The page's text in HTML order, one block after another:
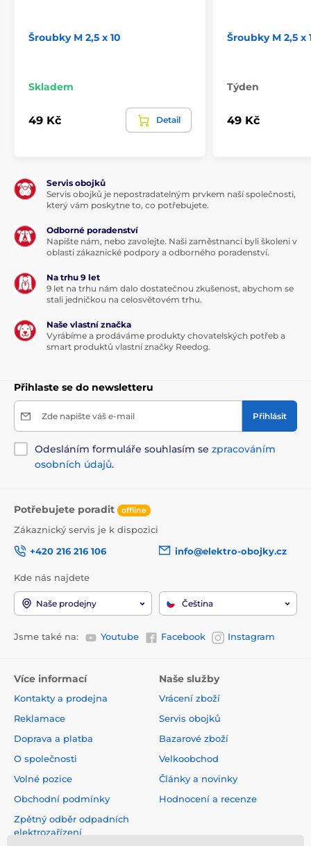
Šroubky M 2,5 x 10
Skladem
49 Kč Detail
Šroubky M 2,5 x
Týden
49 Kč
Servis obojků
Servis obojků je nepostradatelným prvkem naší společnosti,
který vám poskytne to, co potřebujete.
Odborné poradenství
Napište nám, nebo zavolejte. Naši zaměstnanci byli školeni v
oblasti zákaznické podpory a odborného poradenství.
Na trhu 9 let
9 let na trhu nám dalo dostatečnou zkušenost, abychom se
stali jedničkou na celosvětovém trhu.
Naše vlastní značka
Vyrábíme a prodáváme produkty chovatelských potřeb a
smart produktů vlastní značky Reedog.
Přihlaste se do newsletteru
Zde napište váš e-mail Přihlásit
Odesláním formuláře souhlasím se zpracováním
osobních údajů.
Potřebujete poradit offline
Zákaznický servis je k dispozici
+420 216 216 106
info@elektro-obojky.cz
Kde nás najdete
Naše prodejny Čeština
Jsme také na: Youtube Facebook Instagram
Více informací
Kontakty a prodejna
Reklamace
Doprava a platba
O společnosti
Volné pozice
Obchodní podmínky
Zpětný odběr odpadních
elektrozařízení
Naše služby
Vrácení zboží
Servis obojků
Bazarové zboží
Velkoobchod
Články a novinky
Hodnocení a recenze